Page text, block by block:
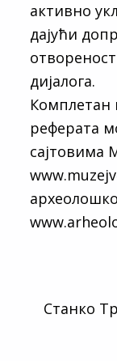
активно
дајући
дијалога.
Комплетан
реферата
сајтовима
Станко